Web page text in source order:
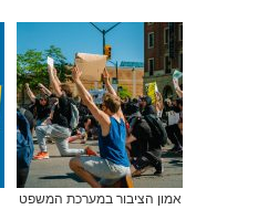
אמון הציבור במערכת המשפט